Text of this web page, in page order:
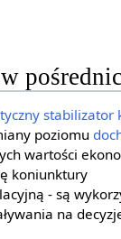
stabilizator
poziomu
wartości
koniunktury
- są
na